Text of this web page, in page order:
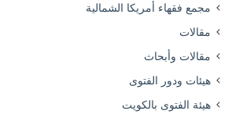
مجمع فقهاء أمريكا الشمالية
مقالات
مقالات وأبحاث
هيئات ودور الفتوى
هيئة الفتوى بالكويت